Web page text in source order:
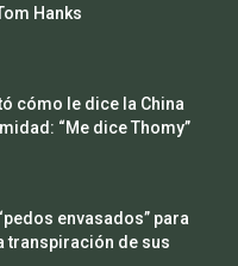
Hanks
cómo le dice la China
“Me dice Thomy”
envasados” para
transpiración de sus